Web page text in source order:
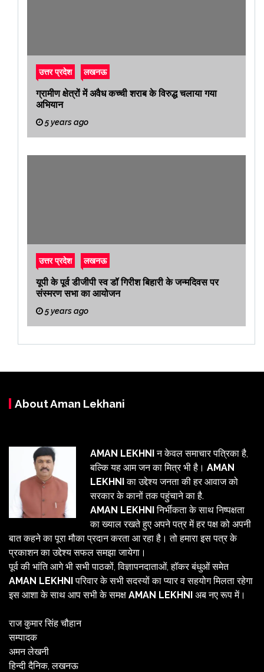
उत्तर प्रदेश लखनऊ
ग्रामीण क्षेत्रों में अवैध कच्ची शराब के विरुद्ध चलाया गया
अभियान
5 years ago
उत्तर प्रदेश लखनऊ
यूपी के पूर्व डीजीपी स्व डॉ गिरीश बिहारी के जन्मदिवस पर
संस्मरण सभा का आयोजन
5 years ago
About Aman Lekhani
AMAN LEKHNIन केवल समाचार पत्रिका है,
बल्कि यह आम जन का मित्र भी है। AMAN
LEKHNIका उद्देश्य जनता की हर आवाज को
सरकार के कानों तक पहुंचाने का है.
AMAN LEKHNIनिर्भीकता के साथ निष्पक्षता
का ख्याल रखते हुए अपने पत्र में हर पक्ष को अपनी
बात कहने का पूरा मौका प्रदान करता आ रहा है। तो हमारा इस पत्र के
प्रकाशन का उद्देश्य सफल समझा जायेगा।
पूर्व की भांति आगे भी सभी पाठकों, विज्ञापनदाताओं, हॉकर बंधुओं समेत
AMAN LEKHNIपरिवार के सभी सदस्यों का प्यार व सहयोग मिलता रहेगा
इस आशा के साथ आप सभी के समक्ष AMAN LEKHNI अब नए रूप में।
राज कुमार सिंह चौहान
सम्पादक
अमन लेखनी
हिन्दी दैनिक, लखनऊ